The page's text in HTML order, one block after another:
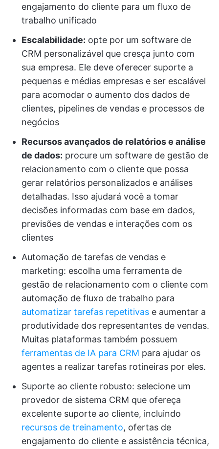
engajamento do cliente para um fluxo de
trabalho unificado
Escalabilidade: opte por um software de
CRM personalizável que cresça junto com
sua empresa. Ele deve oferecer suporte a
pequenas e médias empresas e ser escalável
para acomodar o aumento dos dados de
clientes, pipelines de vendas e processos de
negócios
Recursos avançados de relatórios e análise
de dados: procure um software de gestão de
relacionamento com o cliente que possa
gerar relatórios personalizados e análises
detalhadas. Isso ajudará você a tomar
decisões informadas com base em dados,
previsões de vendas e interações com os
clientes
Automação de tarefas de vendas e
marketing: escolha uma ferramenta de
gestão de relacionamento com o cliente com
automação de fluxo de trabalho para
automatizar tarefas repetitivas e aumentar a
produtividade dos representantes de vendas.
Muitas plataformas também possuem
ferramentas de IA para CRM para ajudar os
agentes a realizar tarefas rotineiras por eles.
Suporte ao cliente robusto: selecione um
provedor de sistema CRM que ofereça
excelente suporte ao cliente, incluindo
recursos de treinamento, ofertas de
engajamento do cliente e assistência técnica,